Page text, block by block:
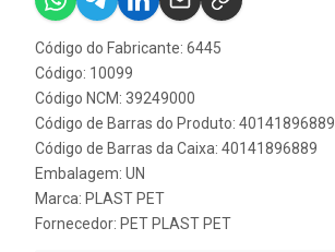
Código do Fabricante: 6445
Código: 10099
Código NCM: 39249000
Código de Barras do Produto: 40141896889
Código de Barras da Caixa: 40141896889
Embalagem: UN
Marca: PLAST PET
Fornecedor: PET PLAST PET